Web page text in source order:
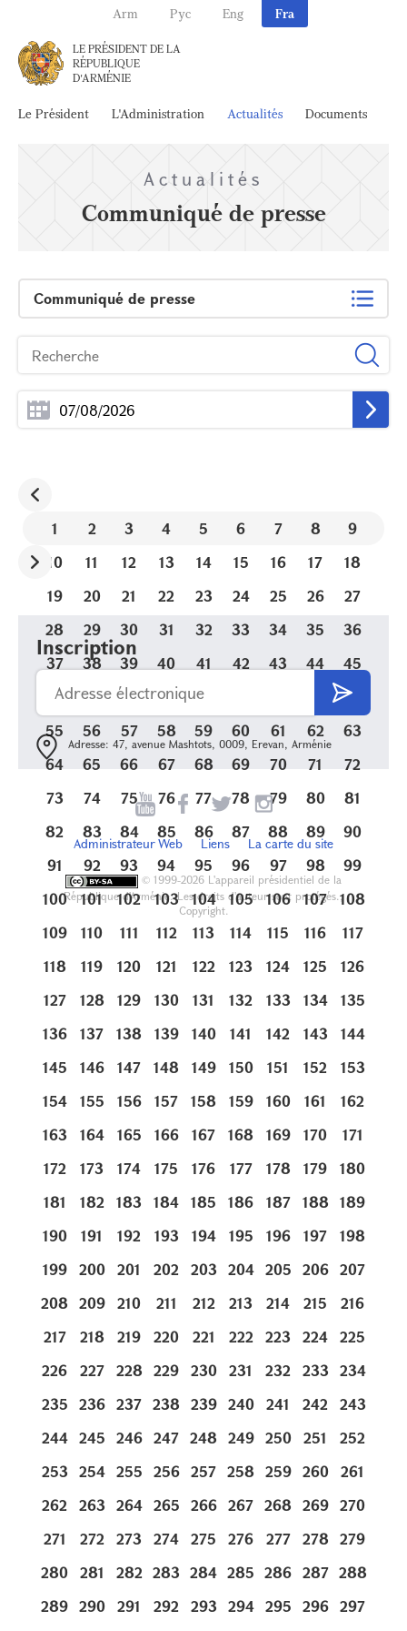
Arm Рус Eng Fra
LE PRÉSIDENT DE LA
RÉPUBLIQUE
D'ARMÉNIE
Le Président L'Administration Actualités Documents
Actualités
Communiqué de presse
Communiqué de presse
1 2 3 4 5 6 7 8
9
10
11 12 13 14 15 16 17
18
19
20 21 22 23 24 25 26
27
28
29 30 31 32 33 34 35
36
37
38 39 40 41 42 43 44
45
46
47 48 49 50
54
55
56 57 58 59 60 61 62
63
64
65 66 67 68 69 70 71
72
73
74 75 76 77 78 79 80
81
82
83 84 85 86 87 88 89
90
91
92 93 94 95 96 97 98
99
100
101 102 103 104 105 106 107
108
109
110 111 112 113 114 115 116
117
118
119 120 121 122 123 124 125
126
127
128 129 130 131 132 133 134
135
136
137 138 139 140 141 142 143
144
145
146 147 148 149 150 151 152
153
154
155 156 157 158 159 160 161
162
163
164 165 166 167 168 169 170
171
172
173 174 175 176 177 178 179
180
181
182 183 184 185 186 187 188
189
190
191 192 193 194 195 196 197
198
199
200 201 202 203 204 205 206 207
208
209 210 211 212 213 214 215
216
217
218 219 220 221 222 223 224
225
226
227 228 229 230 231 232 233
234
235
236 237 238 239 240 241 242
243
244 245 246 247 248 249 250 251
252
253
254 255 256 257 258 259 260
261
262
263 264 265 266 267 268 269 270
271
272 273 274 275 276 277 278
279
280
281 282 283 284 285 286 287 288
289 290 291 292 293 294 295 296 297
Inscription
Adresse: 47, avenue Mashtots, 0009, Erevan, Arménie
Administrateur Web Liens La carte du site
© 1999-2026 L'appareil présidentiel de la
République d'Arménie. Les droits d'auteur sont protégés.,
Copyright.